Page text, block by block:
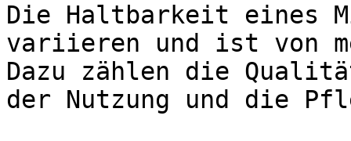
Die Haltbarkeit eines
variieren und ist von
Dazu zählen die
der Nutzung und die